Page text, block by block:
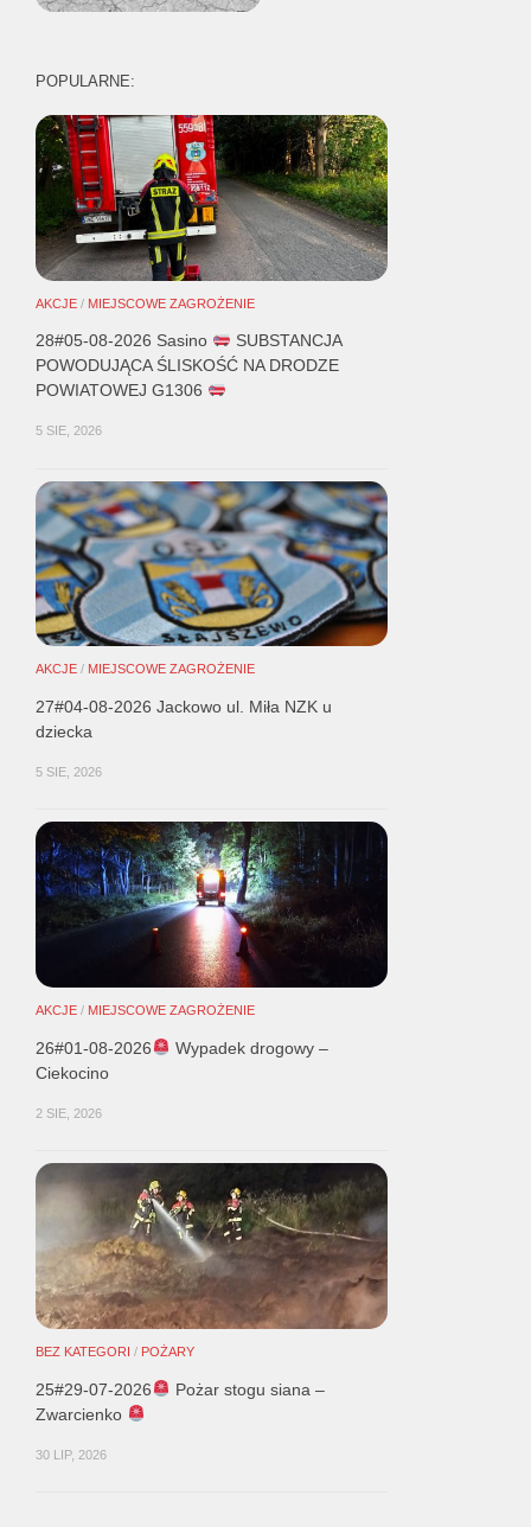
POPULARNE:
AKCJE / MIEJSCOWE ZAGROŻENIE
28#05-08-2026 Sasino
SUBSTANCJA
POWODUJĄCA ŚLISKOŚĆ NA DRODZE
POWIATOWEJ G1306
5 SIE, 2026
AKCJE / MIEJSCOWE ZAGROŻENIE
27#04-08-2026 Jackowo ul. Miła NZK u
dziecka
5 SIE, 2026
AKCJE / MIEJSCOWE ZAGROŻENIE
26#01-08-2026
Wypadek drogowy –
Ciekocino
2 SIE, 2026
BEZ KATEGORI / POŻARY
25#29-07-2026
Pożar stogu siana –
Zwarcienko
30 LIP, 2026